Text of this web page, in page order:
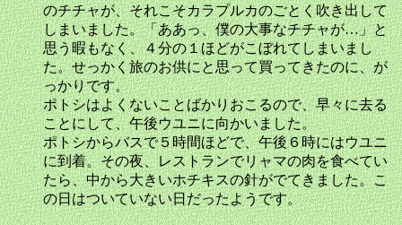
のチチャが、それこそカラプルカのごとく吹き出して
しまいました。「ああっ、僕の大事なチチャが…」と
思う暇もなく、４分の１ほどがこぼれてしまいまし
た。せっかく旅のお供にと思って買ってきたのに、が
っかりです。
ポトシはよくないことばかりおこるので、早々に去る
ことにして、午後ウユニに向かいました。
ポトシからバスで５時間ほどで、午後６時にはウユニ
に到着。その夜、レストランでリャマの肉を食べてい
たら、中から大きいホチキスの針がでてきました。こ
の日はついていない日だったようです。